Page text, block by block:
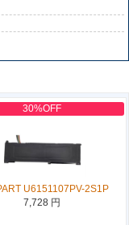
30%OFF
U6151107PV-2S1P
7,728 円